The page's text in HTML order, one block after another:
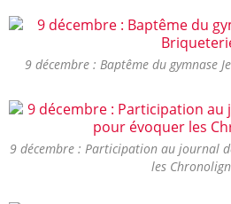
9 décembre : Baptême du gymnase
9 décembre : Participation au journal
les